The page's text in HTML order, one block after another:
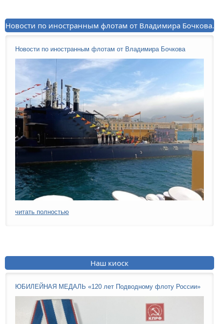
Новости по иностранным флотам от Владимира Бочкова.
Новости по иностранным флотам от Владимира Бочкова
читать полностью
Наш киоск
ЮБИЛЕЙНАЯ МЕДАЛЬ «120 лет Подводному флоту России»